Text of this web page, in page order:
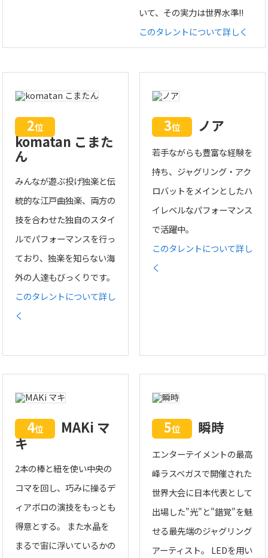
いて、その実力は世界水準!!
このタレントについて詳しく
2位
komatan こまた
ん
みんなが遊ぶ投げ独楽と伝
統的な江戸曲独楽、両方の
技を合わせた独自のスタイ
ルでパフォーマンスを行っ
ており、独楽を知らない海
外の人達もびっくりです。
このタレントについて詳し
く
3位 ノア
若手ながらも豊富な経験を
持ち、ジャグリング・アク
ロバットをメインとしたハ
イレベルなパフォーマンス
で活躍中。
このタレントについて詳し
く
4位
MAKi マ
キ
2本の棒と紐を使い中央の
コマを回し、巧みに操るデ
ィアボロの演技をもっとも
得意とする。 また水晶を
まるで宙に浮いているかの
5位 瞬時
エンターテイメントの最高
峰ラスベガスで開催された
世界大会に日本代表として
出場した"光"と"錯覚"を魅
せる最先端のジャグリング
アーティスト。 LEDを用い